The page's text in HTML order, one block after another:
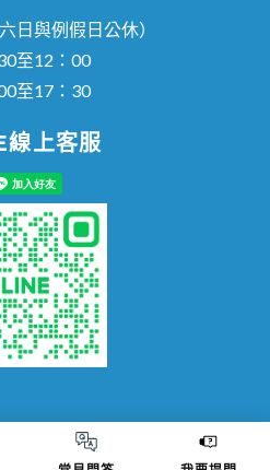
日與例假日公休）
至12：00
至17：30
上客服
權所有｜台中市烏日區烏日里新